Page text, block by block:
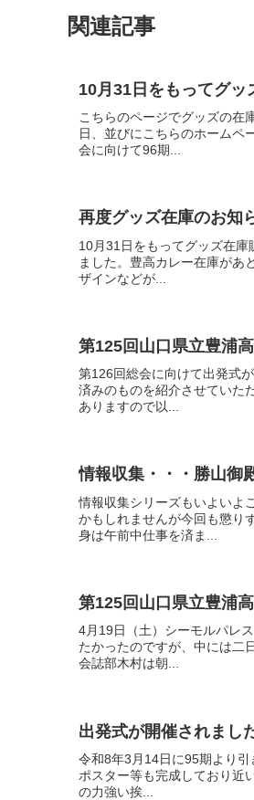
関連記事
10月31日をもってグッ
こちらのページでグッズの在
日、並びにこちらのホームペ
会に向けて96期...
再度グッズ在庫のお知
10月31日をもってグッズ在
ました。豊高カレー在庫が
ザインなどが...
第125回山口県立豊浦
第126回総会に向けて出発式
済みのものを紹介させていた
ありますので以...
情報収集・・・勝山御
情報収集シリーズもいよいよ
かもしれませんが今回も懲り
身は午前中仕事を済ま...
第125回山口県立豊浦
4月19日（土）シーモルパレ
たかったのですが、中には二
会誌部木村は朝...
出発式が開催されまし
令和8年3月14日に95期より
ポスター等も完成しており近
の力強い挨...